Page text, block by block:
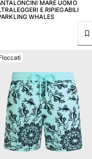
MARE UOMO
E RIPIEGABILI
WHALES